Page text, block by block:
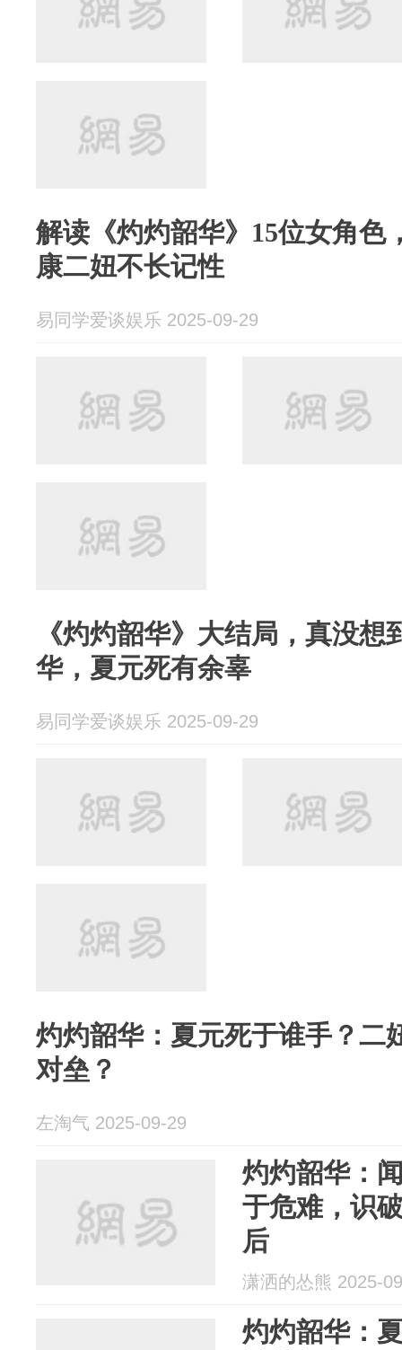
解读《灼灼韶华》15位女角色
康二妞不长记性
易同学爱谈娱乐 2025-09-29
《灼灼韶华》大结局，真没想
华，夏元死有余辜
易同学爱谈娱乐 2025-09-29
灼灼韶华：夏元死于谁手？二
对垒？
左淘气 2025-09-29
灼灼韶华：
于危难，识
后
潇洒的怂熊 2025-
灼灼韶华：